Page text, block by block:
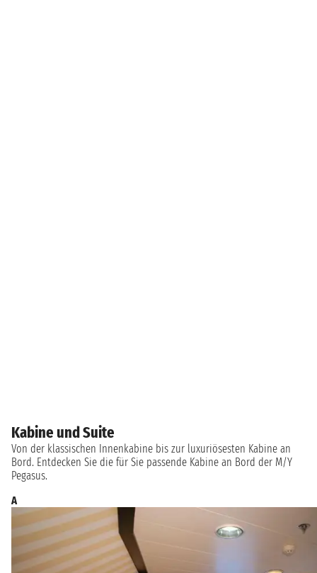
Kabine und Suite
Von der klassischen Innenkabine bis zur luxuriösesten Kabine an
Bord. Entdecken Sie die für Sie passende Kabine an Bord der M/Y
Pegasus.
A